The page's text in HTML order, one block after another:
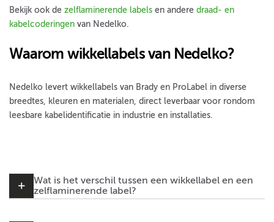
Bekijk ook de zelflaminerende labels en andere draad- en
kabelcoderingen van Nedelko.
Waarom wikkellabels van Nedelko?
Nedelko levert wikkellabels van Brady en ProLabel in diverse
breedtes, kleuren en materialen, direct leverbaar voor rondom
leesbare kabelidentificatie in industrie en installaties.
Wat is het verschil tussen een wikkellabel en een
zelflaminerende label?